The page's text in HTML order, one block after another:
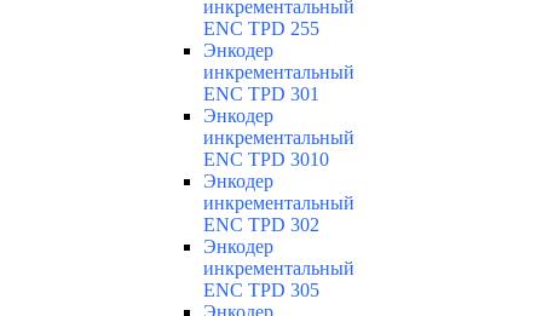
инкрементальный
ENC TPD 255
Энкодер
инкрементальный
ENC TPD 301
Энкодер
инкрементальный
ENC TPD 3010
Энкодер
инкрементальный
ENC TPD 302
Энкодер
инкрементальный
ENC TPD 305